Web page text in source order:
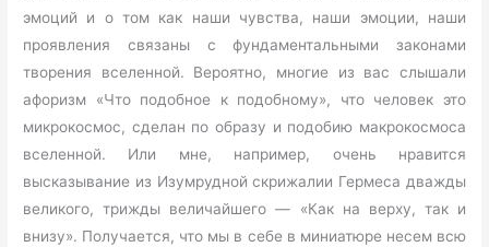
эмоций и о том как наши чувства, наши эмоции, наши
проявления связаны с фундаментальными законами
творения вселенной. Вероятно, многие из вас слышали
афоризм «Что подобное к подобному», что человек это
микрокосмос, сделан по образу и подобию макрокосмоса
вселенной. Или мне, например, очень нравится
высказывание из Изумрудной скрижалии Гермеса дважды
великого, трижды величайшего — «Как на верху, так и
внизу». Получается, что мы в себе в миниатюре несем всю